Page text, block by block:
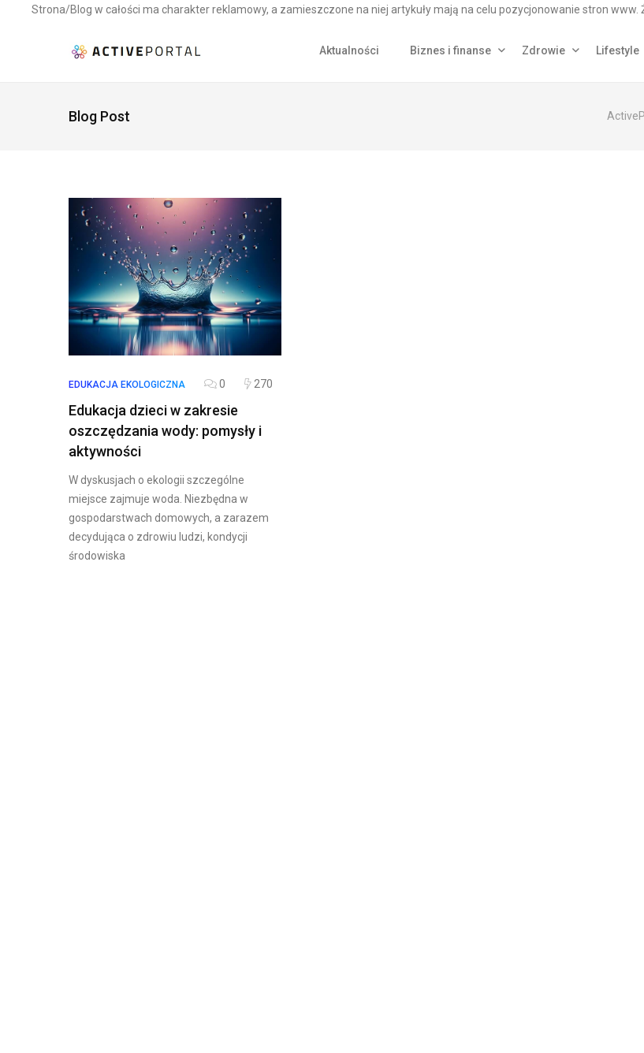
Strona/Blog w całości ma charakter reklamowy, a zamieszczone na niej artykuły mają na celu pozycjonowanie stron
Aktualności Biznes i finanse Zdrowie Lifestyle
Blog Post
EDUKACJA EKOLOGICZNA 0 270
Edukacja dzieci w zakresie
oszczędzania wody: pomysły i
aktywności
W dyskusjach o ekologii szczególne
miejsce zajmuje woda. Niezbędna w
gospodarstwach domowych, a zarazem
decydująca o zdrowiu ludzi, kondycji
środowiska